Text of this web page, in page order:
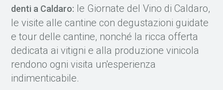
denti a Caldaro: le Giornate del Vino di Caldaro,
le visite alle cantine con degustazioni guidate
e tour delle cantine, nonché la ricca offerta
dedicata ai vitigni e alla produzione vinicola
rendono ogni visita un'esperienza
indimenticabile.